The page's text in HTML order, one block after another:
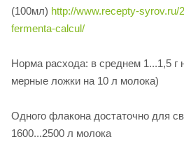
(100мл) http://www.recepty-syrov.ru/
fermenta-calcul/
Норма расхода: в среднем 1...1,5 г
мерные ложки на 10 л молока)
Одного флакона достаточно для
1600...2500 л молока